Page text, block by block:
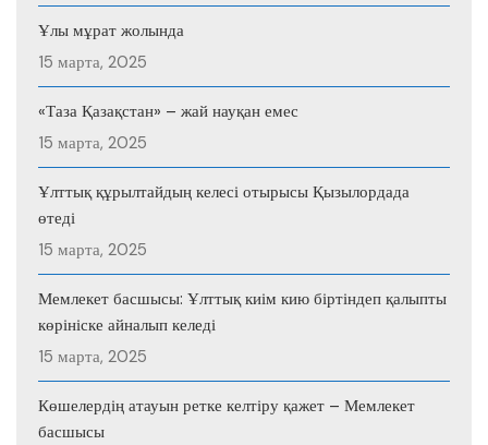
Ұлы мұрат жолында
15 марта, 2025
«Таза Қазақстан» – жай науқан емес
15 марта, 2025
Ұлттық құрылтайдың келесі отырысы Қызылордада
өтеді
15 марта, 2025
Мемлекет басшысы: Ұлттық киім кию біртіндеп қалыпты
көрініске айналып келеді
15 марта, 2025
Көшелердің атауын ретке келтіру қажет – Мемлекет
басшысы